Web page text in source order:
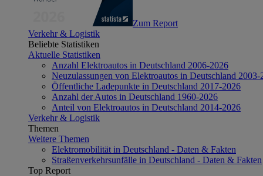
Zum Report
Verkehr & Logistik
Beliebte Statistiken
Aktuelle Statistiken
Anzahl Elektroautos in Deutschland 2006-2026
Neuzulassungen von Elektroautos in Deutschland 2003-
Öffentliche Ladepunkte in Deutschland 2017-2026
Anzahl der Autos in Deutschland 1960-2026
Anteil von Elektroautos in Deutschland 2014-2026
Verkehr & Logistik
Themen
Weitere Themen
Elektromobilität in Deutschland - Daten & Fakten
Straßenverkehrsunfälle in Deutschland - Daten & Fakten
Top Report